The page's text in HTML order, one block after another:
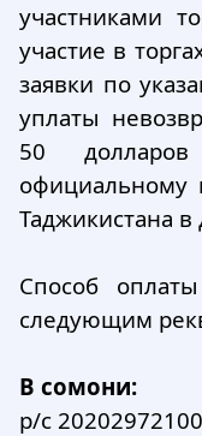
участниками
участие в
заявки по
уплаты
50
официальному
Таджикистана
Способ
следующим
В сомони:
р/с